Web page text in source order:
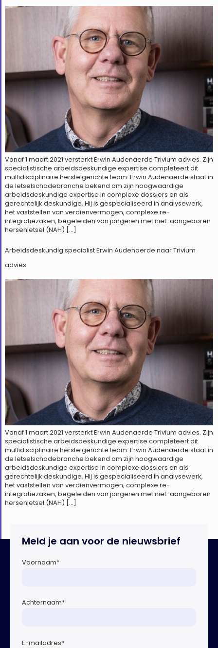
Vanaf 1 maart 2021 versterkt Erwin Audenaerde Trivium advies. Zijn
specialistische arbeidsdeskundige expertise completeert dit
multidisciplinaire herstelgerichte team. Erwin Audenaerde staat in
de letselschadebranche bekend om zijn hoogwaardige
arbeidsdeskundige expertise in complexe dossiers en als
gerechtelijk deskundige. Hij is gespecialiseerd in analysewerk,
het vaststellen van verdienvermogen, complexe re-
integratiezaken, begeleiden van jongeren met niet-aangeboren
hersenletsel (NAH) […]
Arbeidsdeskundig specialist Erwin Audenaerde naar Trivium
advies
Vanaf 1 maart 2021 versterkt Erwin Audenaerde Trivium advies. Zijn
specialistische arbeidsdeskundige expertise completeert dit
multidisciplinaire herstelgerichte team. Erwin Audenaerde staat in
de letselschadebranche bekend om zijn hoogwaardige
arbeidsdeskundige expertise in complexe dossiers en als
gerechtelijk deskundige. Hij is gespecialiseerd in analysewerk,
het vaststellen van verdienvermogen, complexe re-
integratiezaken, begeleiden van jongeren met niet-aangeboren
hersenletsel (NAH) […]
Meld je aan voor de nieuwsbrief
Voornaam*
Achternaam*
E-mailadres*